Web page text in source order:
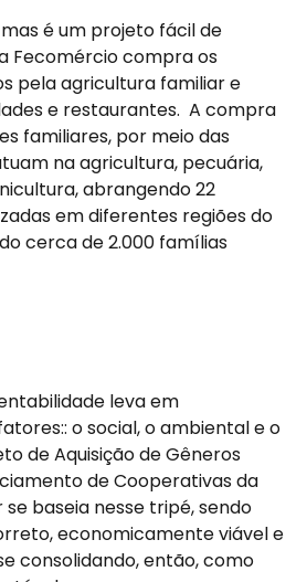
é um projeto fácil de
Fecomércio compra os
pela agricultura familiar e
e restaurantes. A compra
familiares, por meio das
na agricultura, pecuária,
abrangendo 22
em diferentes regiões do
cerca de 2.000 famílias
leva em
o social, o ambiental e o
de Aquisição de Gêneros
de Cooperativas da
baseia nesse tripé, sendo
economicamente viável e
consolidando, então, como